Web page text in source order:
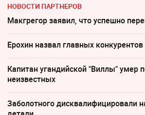
НОВОСТИ ПАРТНЕРОВ
Макгрегор заявил, что успешно
Ерохин назвал главных
Капитан угандийской "Виллы" умер
неизвестных
Заболотного дисквалифицировали